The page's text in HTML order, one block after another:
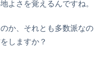
よさを覚えるんですね。
か、それとも多数派なの
しますか？